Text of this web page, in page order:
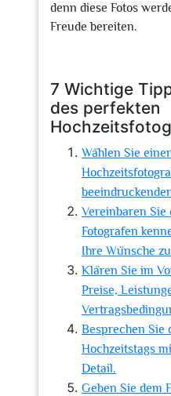
denn diese Fotos
Freude bereiten.
7 Wichtige
des perfekten
Wählen Sie
Vereinbaren Sie
Fotografen
Ihre Wünsche
Klären Sie im
Preise,
Besprechen Sie
Hochzeitstags
Detail.
Geben Sie dem